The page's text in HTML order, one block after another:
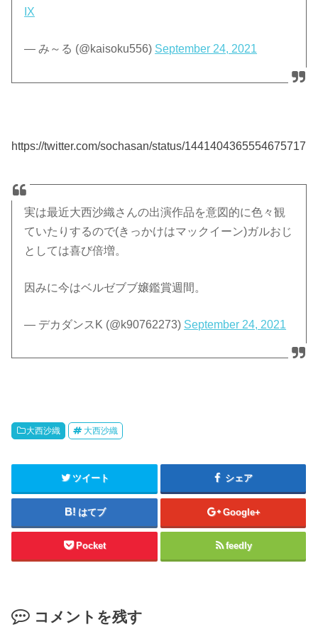
IX
— み～る (@kaisoku556) September 24, 2021
https://twitter.com/sochasan/status/1441404365554675717
実は最近大西沙織さんの出演作品を意図的に色々観
ていたりするので(きっかけはマックイーン)ガルおじ
としては喜び倍増。
因みに今はベルゼブブ嬢鑑賞週間。
— デカダンスK (@k90762273) September 24, 2021
大西沙織 大西沙織
ツイート シェア
はてブ Google+
Pocket feedly
コメントを残す